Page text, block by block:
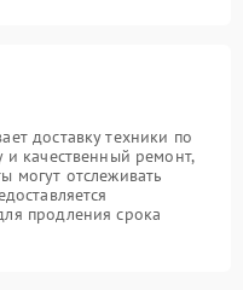
доставку техники по
и качественный ремонт,
могут отслеживать
продления срока